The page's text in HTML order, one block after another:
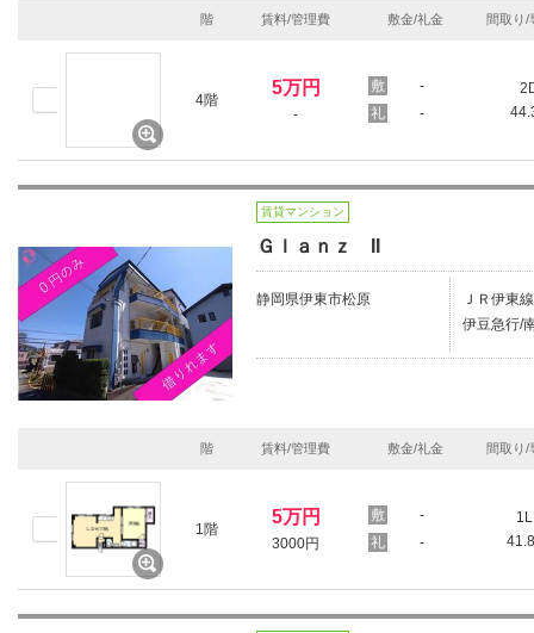
階 賃料/管理費 敷金/礼金 間取り/
4階
5万円
-
-
-
賃貸マンション
Ｇｌａｎｚ II
静岡県伊東市松原
ＪＲ伊東
伊豆急行/
階 賃料/管理費 敷金/礼金 間取り/
1階
5万円
3000円
-
-